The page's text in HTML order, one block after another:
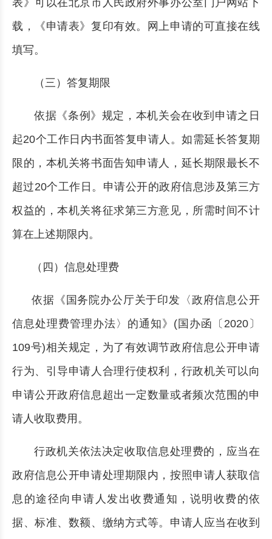
表》可以在北京市人民政府外事办公室门户网站下
载，《申请表》复印有效。网上申请的可直接在线
填写。
（三）答复期限
依据《条例》规定，本机关会在收到申请之日
起20个工作日内书面答复申请人。如需延长答复期
限的，本机关将书面告知申请人，延长期限最长不
超过20个工作日。申请公开的政府信息涉及第三方
权益的，本机关将征求第三方意见，所需时间不计
算在上述期限内。
（四）信息处理费
依据《国务院办公厅关于印发〈政府信息公开
信息处理费管理办法〉的通知》(国办函〔2020〕
109号)相关规定，为了有效调节政府信息公开申请
行为、引导申请人合理行使权利，行政机关可以向
申请公开政府信息超出一定数量或者频次范围的申
请人收取费用。
行政机关依法决定收取信息处理费的，应当在
政府信息公开申请处理期限内，按照申请人获取信
息的途径向申请人发出收费通知，说明收费的依
据、标准、数额、缴纳方式等。申请人应当在收到